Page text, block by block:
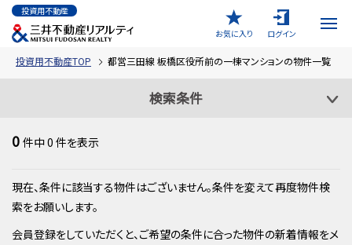
投資用不動産
お気に入り
ログイン
投資用不動産TOP 都営三田線 板橋区役所前の一棟マンションの物件一覧
検索条件
0 件中0 件を表示
現在、条件に該当する物件はございません。条件を変えて再度物件検
索をお願いします。
会員登録をしていただくと、ご希望の条件に合った物件の新着情報をメ